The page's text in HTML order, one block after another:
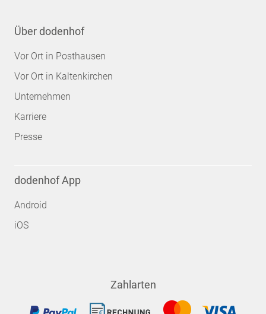
Über dodenhof
Vor Ort in Posthausen
Vor Ort in Kaltenkirchen
Unternehmen
Karriere
Presse
dodenhof App
Android
iOS
Zahlarten